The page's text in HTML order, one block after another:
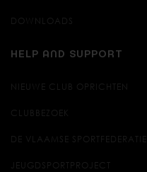
DOWNLOADS
HELP AND SUPPORT
NIEUWE CLUB OPRICHTEN
CLUBBEZOEK
DE VLAAMSE SPORTFEDERATIE
JEUGDSPORTPROJECT